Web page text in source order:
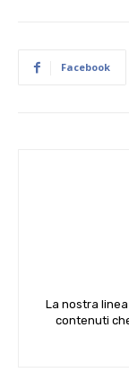
Facebook
La nostra
contenuti